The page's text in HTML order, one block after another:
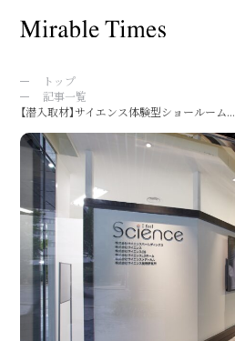
トップ
記事一覧
【潜入取材】サイエンス体験型ショールーム...